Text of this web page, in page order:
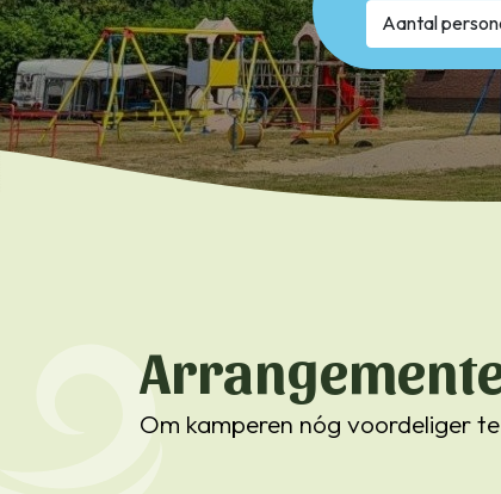
Aantal
Om kamperen nóg voordeliger